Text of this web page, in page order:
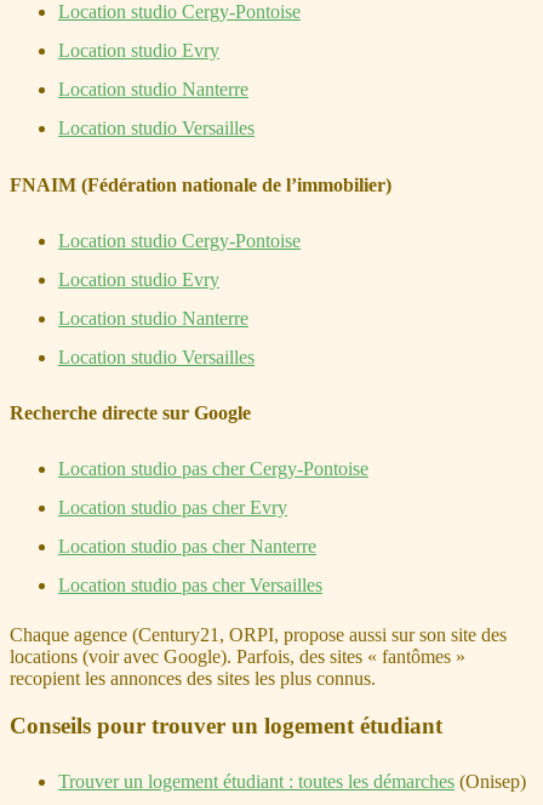
Location studio Cergy-Pontoise
Location studio Evry
Location studio Nanterre
Location studio Versailles
FNAIM (Fédération nationale de l’immobilier)
Location studio Cergy-Pontoise
Location studio Evry
Location studio Nanterre
Location studio Versailles
Recherche directe sur Google
Location studio pas cher Cergy-Pontoise
Location studio pas cher Evry
Location studio pas cher Nanterre
Location studio pas cher Versailles
Chaque agence (Century21, ORPI, propose aussi sur son site des
locations (voir avec Google). Parfois, des sites « fantômes »
recopient les annonces des sites les plus connus.
Conseils pour trouver un logement étudiant
Trouver un logement étudiant : toutes les démarches (Onisep)